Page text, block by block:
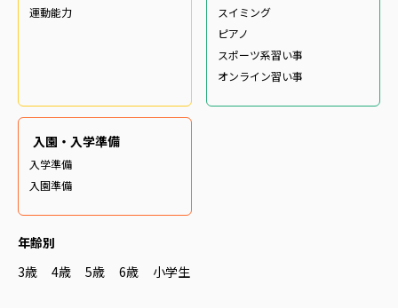
運動能力
スイミング
ピアノ
スポーツ系習い事
オンライン習い事
入園・入学準備
入学準備
入園準備
年齢別
3歳
4歳 5歳 6歳 小学生